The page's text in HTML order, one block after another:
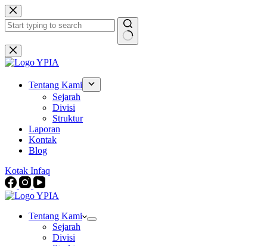
Skip
to
content
No
results
Tentang Kami
Sejarah
Divisi
Struktur
Laporan
Kontak
Blog
Kotak Infaq
Tentang Kami
Sejarah
Divisi